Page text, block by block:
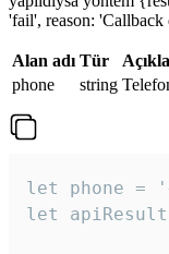
'fail', reason: 'Callback
Alan adı Tür
phone
string
let phone =
let